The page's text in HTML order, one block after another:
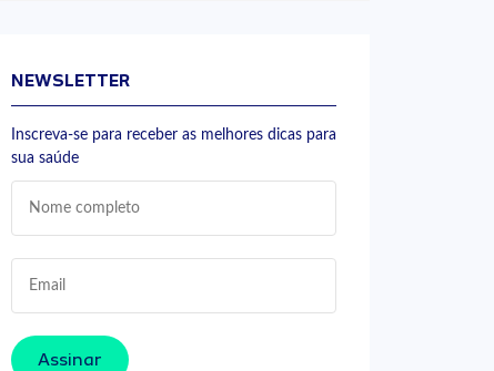
NEWSLETTER
Inscreva-se para receber as melhores dicas para
sua saúde
Assinar